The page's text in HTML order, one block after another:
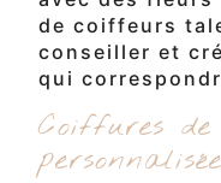
de coiffeurs
conseiller et
qui
Coiffures de